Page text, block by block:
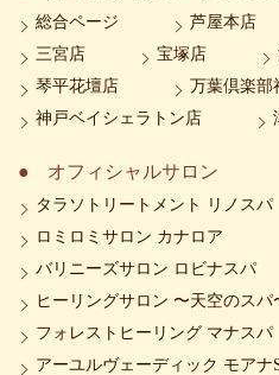
総合ページ 芦屋本店
三宮店
宝塚店
琴平花壇店
万葉倶楽部
神戸ベイシェラトン店
オフィシャルサロン
タラソトリートメント リノスパ
ロミロミサロン カナロア
バリニーズサロン ロビナスパ
ヒーリングサロン 〜天空のスパ
フォレストヒーリング マナスパ
アーユルヴェーディック モアナ